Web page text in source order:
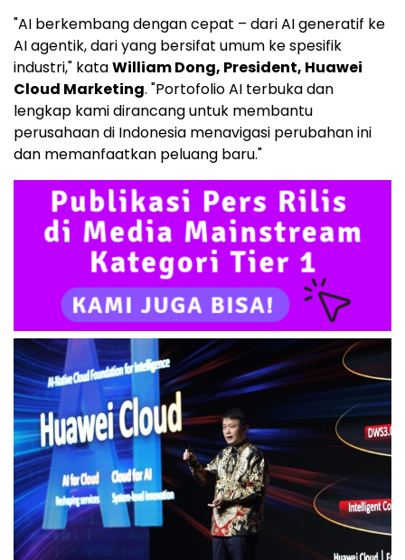
"AI berkembang dengan cepat – dari AI generatif ke
AI agentik, dari yang bersifat umum ke spesifik
industri," kataWilliam Dong, President, Huawei
Cloud Marketing. "Portofolio AI terbuka dan
lengkap kami dirancang untuk membantu
perusahaan di Indonesia menavigasi perubahan ini
dan memanfaatkan peluang baru."